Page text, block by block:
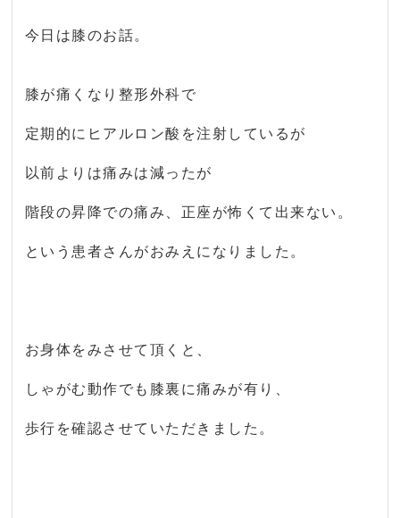
今日は膝のお話。
膝が痛くなり整形外科で
定期的にヒアルロン酸を注射しているが
以前よりは痛みは減ったが
階段の昇降での痛み、正座が怖くて出来ない。
という患者さんがおみえになりました。
お身体をみさせて頂くと、
しゃがむ動作でも膝裏に痛みが有り、
歩行を確認させていただきました。